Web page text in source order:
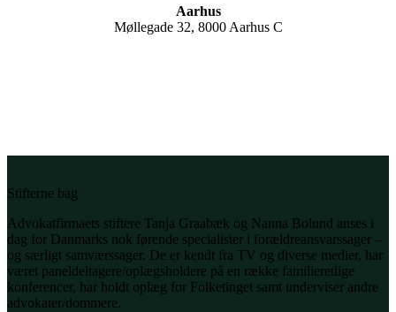
Aarhus
Møllegade 32, 8000 Aarhus C
Stifterne bag
Advokatfirmaets stiftere Tanja Graabæk og Nanna Bolund anses i
dag for Danmarks nok førende specialister i forældre­ansvarssager –
og særligt samværssager. De er kendt fra TV og diverse medier, har
været paneldeltagere/oplægsholdere på en række familieretlige
konferencer, har holdt oplæg for Folketinget samt underviser andre
advokater/dommere.